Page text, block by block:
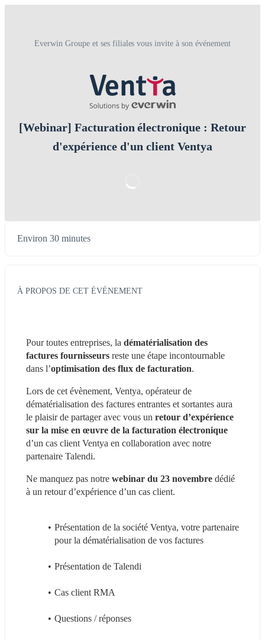
Everwin Groupe et ses filiales vous invite à son événement
[Webinar] Facturation électronique : Retour
d'expérience d'un client Ventya
Environ 30 minutes
À PROPOS DE CET ÉVÉNEMENT
Pour toutes entreprises, la dématérialisation des
factures fournisseurs reste une étape incontournable
dans l’optimisation des flux de facturation.
Lors de cet évènement, Ventya, opérateur de
dématérialisation des factures entrantes et sortantes aura
le plaisir de partager avec vous un retour d’expérience
d’un cas client Ventya en collaboration avec notre
partenaire Talendi.
Ne manquez pas notre webinar du 23 novembre dédié
à un retour d’expérience d’un cas client.
Présentation de la société Ventya, votre partenaire
pour la dématérialisation de vos factures
Présentation de Talendi
Cas client RMA
Questions / réponses